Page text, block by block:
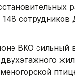
148
ВКО сильный